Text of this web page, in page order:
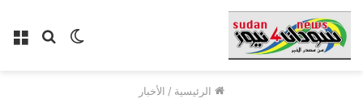
بحث الوضع
الرئيسية / الأخبار